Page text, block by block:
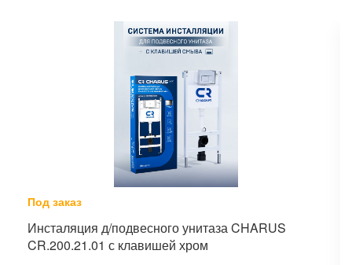
Под заказ
Инсталяция д/подвесного унитаза CHARUS
CR.200.21.01 с клавишей хром